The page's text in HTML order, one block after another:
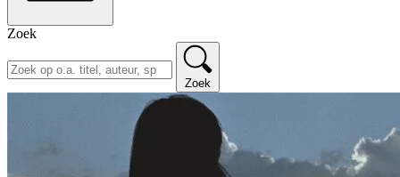
Zoek
Zoek